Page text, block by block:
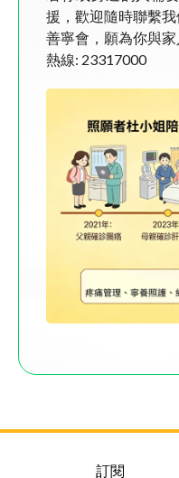
援，歡迎隨時聯繫我
善寧會，願為你與家
熱線: 23317000
訂閱